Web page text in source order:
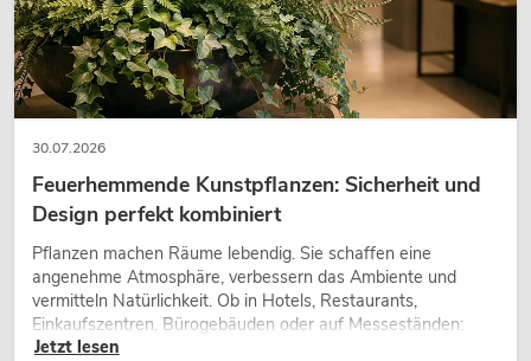
30.07.2026
Feuerhemmende Kunstpflanzen: Sicherheit und
Design perfekt kombiniert
Pflanzen machen Räume lebendig. Sie schaffen eine
angenehme Atmosphäre, verbessern das Ambiente und
vermitteln Natürlichkeit. Ob in Hotels, Restaurants,
Einkaufszentren, Bürogebäuden oder auf Messeständen:
eine hochwertige Begrünung gehört heute längst zum
Jetzt lesen